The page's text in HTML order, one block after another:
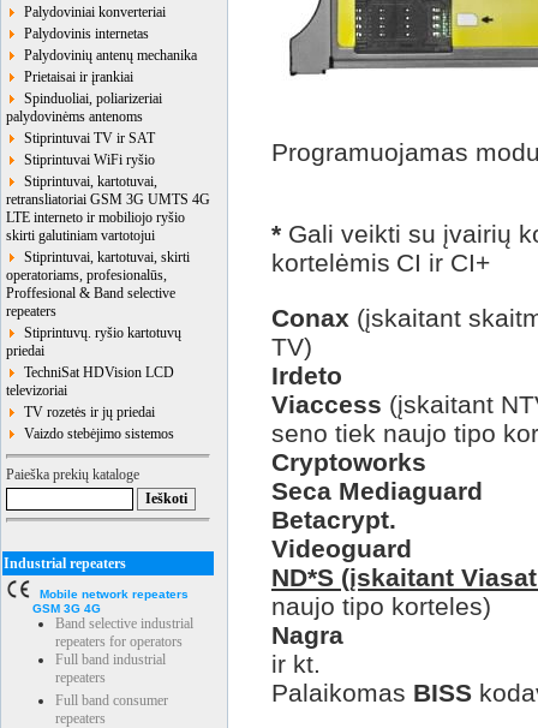
Palydoviniai konverteriai
Palydovinis internetas
Palydovinių antenų mechanika
Prietaisai ir įrankiai
Spinduoliai, poliarizeriai
palydovinėms antenoms
Stiprintuvai TV ir SAT
Stiprintuvai WiFi ryšio
Stiprintuvai, kartotuvai,
retransliatoriai GSM 3G UMTS 4G
LTE interneto ir mobiliojo ryšio
skirti galutiniam vartotojui
Stiprintuvai, kartotuvai, skirti
operatoriams, profesionalūs,
Proffesional & Band selective
repeaters
Stiprintuvų. ryšio kartotuvų
priedai
TechniSat HDVision LCD
televizoriai
TV rozetės ir jų priedai
Vaizdo stebėjimo sistemos
Paieška prekių kataloge
Industrial repeaters
Mobile network repeaters
GSM 3G 4G
Band selective industrial
repeaters for operators
Full band industrial
repeaters
Full band consumer
repeaters
Programuojamas
* Gali veikti su įvairių
kortelėmis CI ir CI+
Conax (įskaitant
TV)
Irdeto
Viaccess (įskaitant
seno tiek naujo tipo
Cryptoworks
Seca Mediaguard
Betacrypt.
Videoguard
ND*S (įskaitant Viasat
naujo tipo korteles)
Nagra
ir kt.
Palaikomas BISS